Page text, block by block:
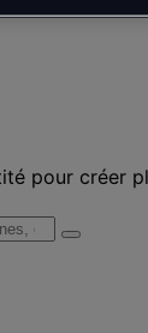
pour créer